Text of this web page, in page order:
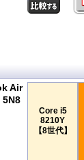
Air
5N8
Core i5
8210Y
【8世代】